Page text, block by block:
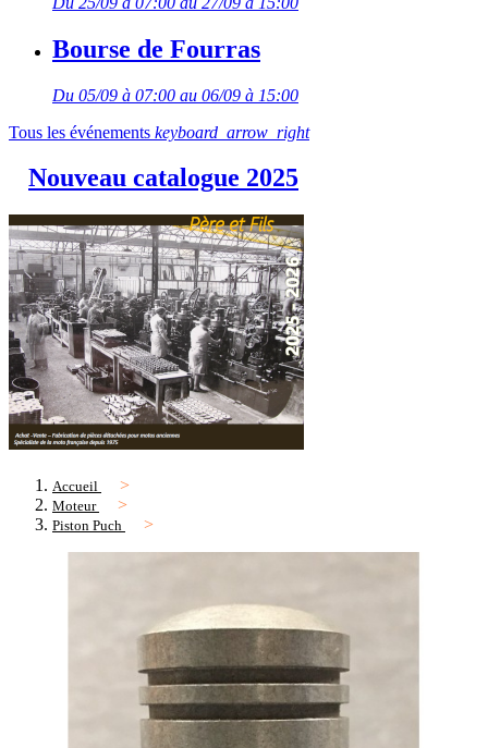
Bourse de Fourras
Du 05/09 à 07:00 au 06/09 à 15:00
Tous les événements keyboard_arrow_right
Nouveau catalogue 2025
Accueil
Moteur
Piston Puch